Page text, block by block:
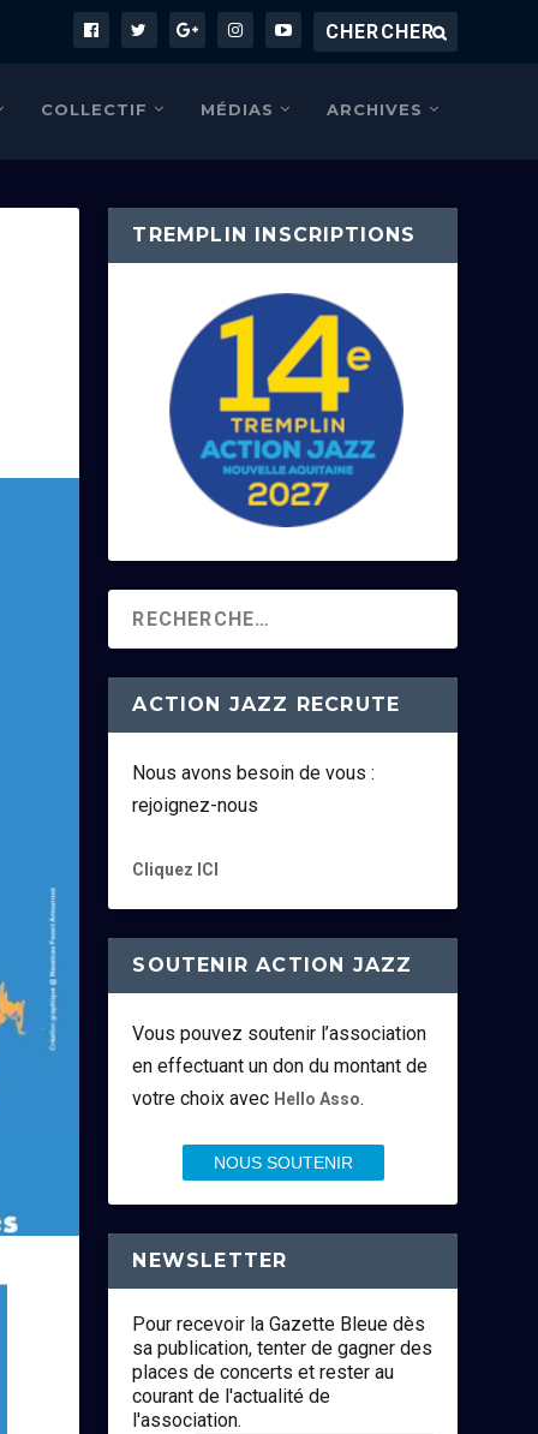
COLLECTIF MÉDIAS ARCHIVES
TREMPLIN INSCRIPTIONS
ACTION JAZZ RECRUTE
Nous avons besoin de vous :
rejoignez-nous
Cliquez ICI
SOUTENIR ACTION JAZZ
Vous pouvez soutenir l’association
en effectuant un don du montant de
votre choix avec Hello Asso.
NOUS SOUTENIR
NEWSLETTER
Pour recevoir la Gazette Bleue dès
sa publication, tenter de gagner des
places de concerts et rester au
courant de l'actualité de
l'association.